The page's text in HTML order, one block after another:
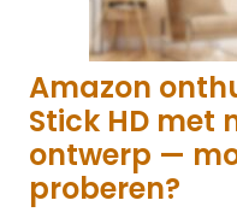
Amazon
Stick HD met
ontwerp —
proberen?